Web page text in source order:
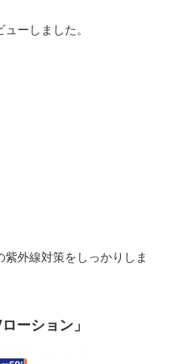
ーしました。
外線対策をしっかりしま
ーション」